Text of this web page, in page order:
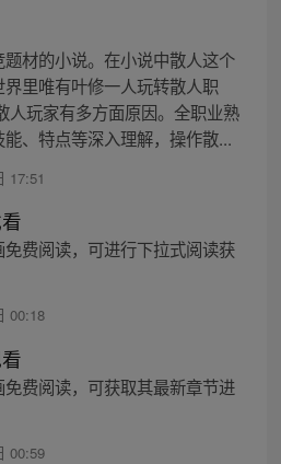
题材的小说。在小说中散人这个
里唯有叶修一人玩转散人职
人玩家有多方面原因。全职业熟
、特点等深入理解，操作散...
17:51
费阅读，可进行下拉式阅读获
00:18
费阅读，可获取其最新章节进
00:59